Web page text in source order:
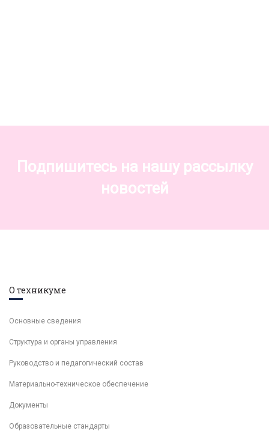
Подпишитесь на нашу рассылку
новостей
О техникуме
Основные сведения
Структура и органы управления
Руководство и педагогический состав
Материально-техническое обеспечение
Документы
Образовательные стандарты